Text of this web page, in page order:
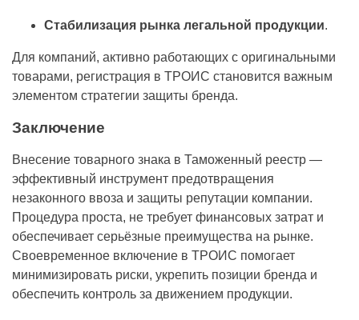
Стабилизация рынка легальной продукции.
Для компаний, активно работающих с оригинальными
товарами, регистрация в ТРОИС становится важным
элементом стратегии защиты бренда.
Заключение
Внесение товарного знака в Таможенный реестр —
эффективный инструмент предотвращения
незаконного ввоза и защиты репутации компании.
Процедура проста, не требует финансовых затрат и
обеспечивает серьёзные преимущества на рынке.
Своевременное включение в ТРОИС помогает
минимизировать риски, укрепить позиции бренда и
обеспечить контроль за движением продукции.